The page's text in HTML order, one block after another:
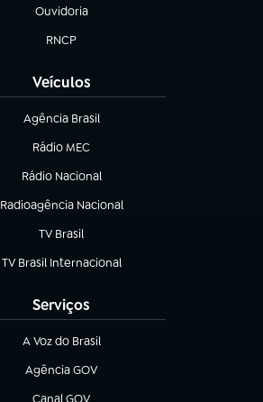
Ouvidoria
(abre em nova aba)
RNCP
(abre em nova aba)
Veículos
Agência Brasil
(abre em nova aba)
Rádio MEC
Rádio Nacional
(abre em nova aba)
Radioagência Nacional
(abre em nova aba)
TV Brasil
(abre em nova aba)
TV Brasil Internacional
(abre em nova aba)
Serviços
A Voz do Brasil
(abre em nova aba)
Agência GOV
(abre em nova aba)